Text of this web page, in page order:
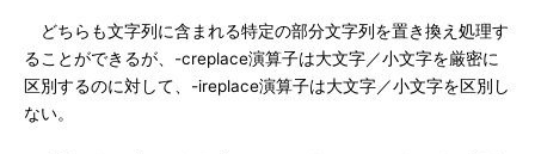
どちらも文字列に含まれる特定の部分文字列を置き換え処理す
ることができるが、-creplace演算子は大文字／小文字を厳密に
区別するのに対して、-ireplace演算子は大文字／小文字を区別し
ない。